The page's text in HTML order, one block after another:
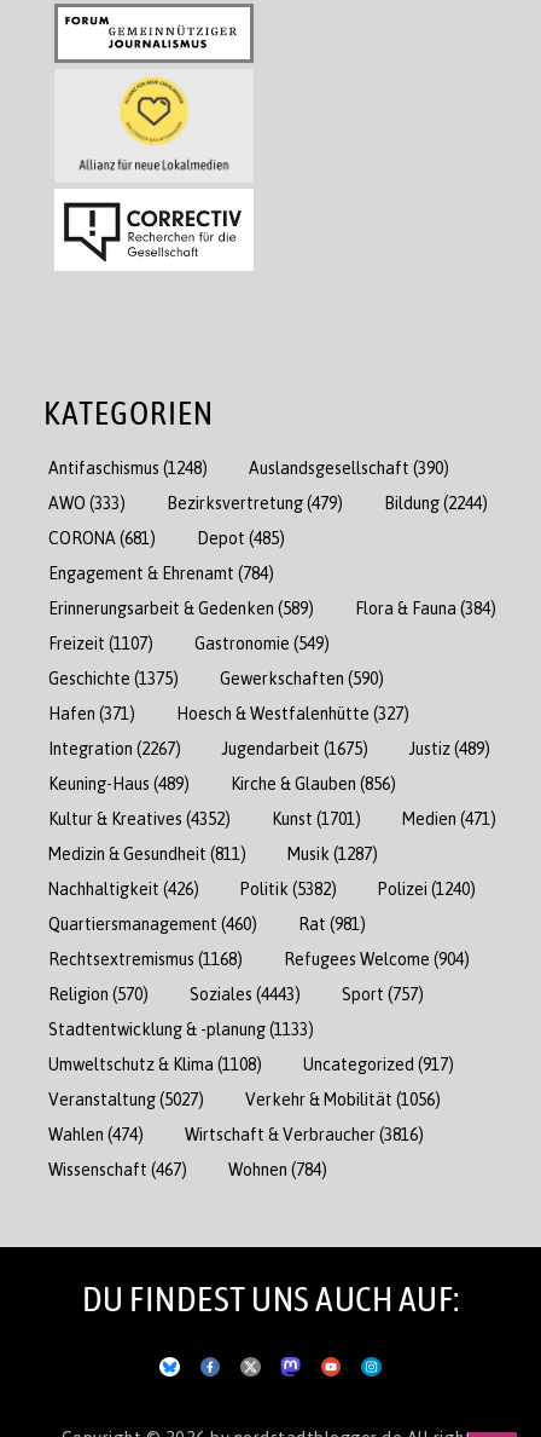
KATEGORIEN
Antifaschismus (1248) Auslandsgesellschaft (390)
AWO (333) Bezirksvertretung(479) Bildung(2244)
CORONA (681) Depot (485)
Engagement & Ehrenamt (784)
Erinnerungsarbeit & Gedenken (589) Flora & Fauna (384)
Freizeit (1107) Gastronomie (549)
Geschichte (1375) Gewerkschaften (590)
Hafen (371) Hoesch & Westfalenhütte (327)
Integration (2267) Jugendarbeit (1675) Justiz(489)
Keuning-Haus (489) Kirche & Glauben (856)
Kultur & Kreatives (4352) Kunst (1701) Medien (471)
Medizin & Gesundheit (811) Musik (1287)
Nachhaltigkeit (426) Politik (5382) Polizei (1240)
Quartiersmanagement (460) Rat (981)
Rechtsextremismus (1168) Refugees Welcome (904)
Religion (570) Soziales (4443) Sport (757)
Stadtentwicklung & -planung(1133)
Umweltschutz & Klima (1108) Uncategorized (917)
Veranstaltung(5027) Verkehr & Mobilität (1056)
Wahlen (474) Wirtschaft & Verbraucher(3816)
Wissenschaft (467) Wohnen (784)
DU FINDEST UNS AUCH AUF: